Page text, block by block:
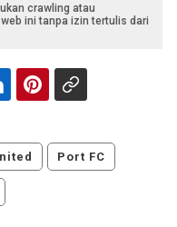
crawling atau
ini tanpa izin tertulis dari
Port FC